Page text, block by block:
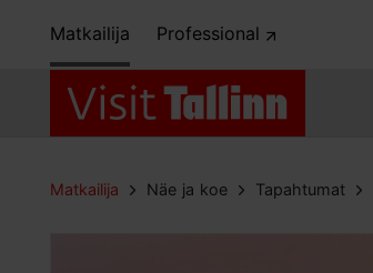
Matkailija Professional
Matkailija Näe ja koe Tapahtumat